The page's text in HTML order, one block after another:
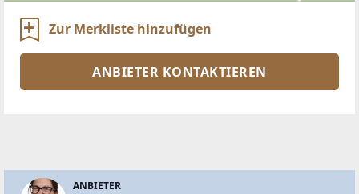
Zur Merkliste hinzufügen
ANBIETER KONTAKTIEREN
ANBIETER